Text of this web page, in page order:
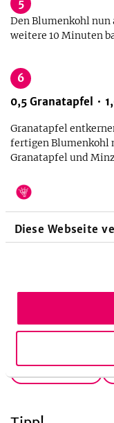
Diese Webseite
5
Den Blumenkohl nun
weitere 10 Minuten
6
0,5 Granatapfel
Granatapfel
fertigen Blumenkohl
Granatapfel und
Küchengeräte